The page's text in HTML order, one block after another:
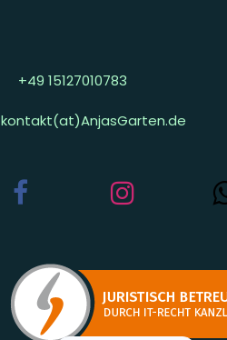
+49 15127010783
kontakt(at)AnjasGarten.de